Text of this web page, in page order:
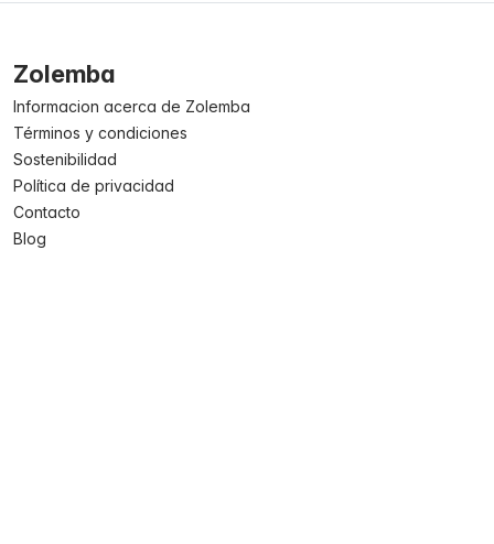
Zolemba
Informacion acerca de Zolemba
Términos y condiciones
Sostenibilidad
Política de privacidad
Contacto
Blog